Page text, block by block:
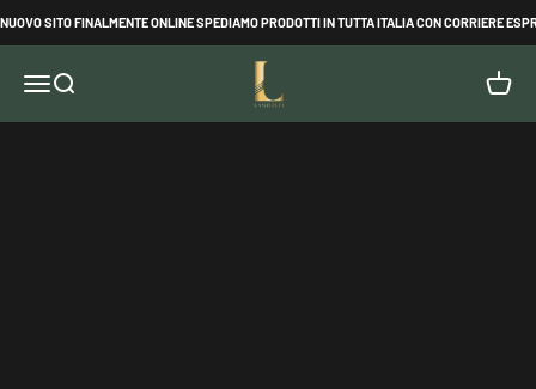
SITO FINALMENTE ONLINE SPEDIAMO PRODOTTI IN TUTTA ITALIA CON CORRIERE
Apri il menu di navigazione
Mostra il menu di ricerca
Landolfi Style